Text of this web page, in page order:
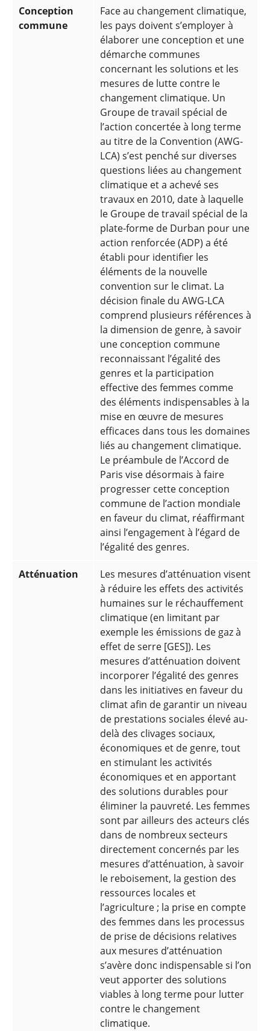
Conception
commune
Face au changement climatique,
les pays doivent s’employer à
élaborer une conception et une
démarche communes
concernant les solutions et les
mesures de lutte contre le
changement climatique. Un
Groupe de travail spécial de
l’action concertée à long terme
au titre de la Convention (AWG-
LCA) s’est penché sur diverses
questions liées au changement
climatique et a achevé ses
travaux en 2010, date à laquelle
le Groupe de travail spécial de la
plate-forme de Durban pour une
action renforcée (ADP) a été
établi pour identifier les
éléments de la nouvelle
convention sur le climat. La
décision finale du AWG-LCA
comprend plusieurs références à
la dimension de genre, à savoir
une conception commune
reconnaissant l’égalité des
genres et la participation
effective des femmes comme
des éléments indispensables à la
mise en œuvre de mesures
efficaces dans tous les domaines
liés au changement climatique.
Le préambule de l’Accord de
Paris vise désormais à faire
progresser cette conception
commune de l’action mondiale
en faveur du climat, réaffirmant
ainsi l’engagement à l’égard de
l’égalité des genres.
Atténuation
Les mesures d’atténuation visent
à réduire les effets des activités
humaines sur le réchauffement
climatique (en limitant par
exemple les émissions de gaz à
effet de serre [GES]). Les
mesures d’atténuation doivent
incorporer l’égalité des genres
dans les initiatives en faveur du
climat afin de garantir un niveau
de prestations sociales élevé au-
delà des clivages sociaux,
économiques et de genre, tout
en stimulant les activités
économiques et en apportant
des solutions durables pour
éliminer la pauvreté. Les femmes
sont par ailleurs des acteurs clés
dans de nombreux secteurs
directement concernés par les
mesures d’atténuation, à savoir
le reboisement, la gestion des
ressources locales et
l’agriculture ; la prise en compte
des femmes dans les processus
de prise de décisions relatives
aux mesures d’atténuation
s’avère donc indispensable si l’on
veut apporter des solutions
viables à long terme pour lutter
contre le changement
climatique.